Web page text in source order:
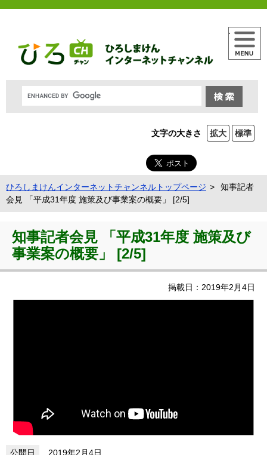
文字の大きさ 拡大 標準
メニュー
ひろしまけんインターネットチャンネルトップページ
知事記者
会見 「平成31年度 施策及び事業案の概要」 [2/5]
知事記者会見 「平成31年度 施策及び
事業案の概要」 [2/5]
掲載日：2019年2月4日
2019年2月4日